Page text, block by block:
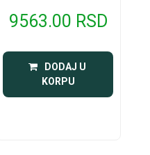
9563.00 RSD
DODAJ U
KORPU